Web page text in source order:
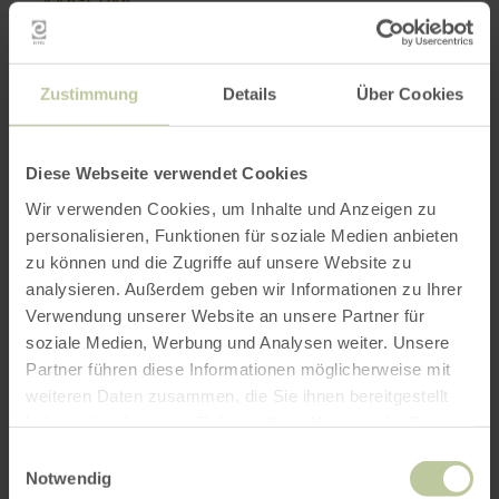
Zustimmung Details Über Cookies
Diese Webseite verwendet Cookies
Wir verwenden Cookies, um Inhalte und Anzeigen zu
personalisieren, Funktionen für soziale Medien anbieten
zu können und die Zugriffe auf unsere Website zu
analysieren. Außerdem geben wir Informationen zu Ihrer
Verwendung unserer Website an unsere Partner für
soziale Medien, Werbung und Analysen weiter. Unsere
Partner führen diese Informationen möglicherweise mit
weiteren Daten zusammen, die Sie ihnen bereitgestellt
Notwendig
Short-Cut:
Wer: Rhingpirate (D )
Genre: Kölsch-Rock
Einlass: 18:00
Beginn: 19:30
Wo: Rusty Cutlass Taverne, Bachstraße 1,
52396 Heimbach Vlatten
Parkplätze: Jugendhalle Vlatten, Auf der
Hostert 7, 52396 Vlatten
The Rusty Cutlass Taverne ist wahrscheinlich